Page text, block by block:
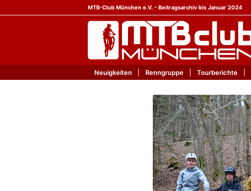
MTB-Club München e.V. - Beitragsarchiv bis Januar 2024
Neuigkeiten Renngruppe Tourberichte